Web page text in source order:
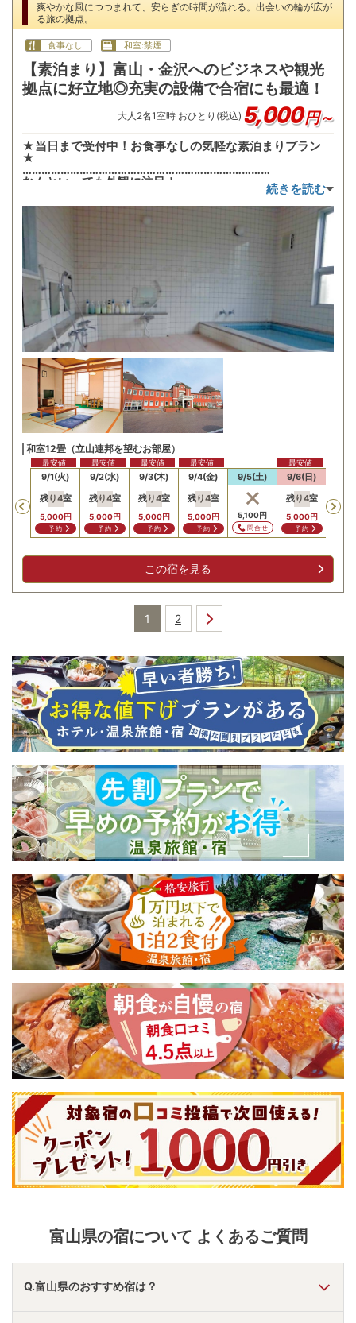
爽やかな風につつまれて、安らぎの時間が流れる。出会いの輪が広が
る旅の拠点。
食事なし 和室:禁煙
【素泊まり】富山・金沢へのビジネスや観光
拠点に好立地◎充実の設備で合宿にも最適！
大人 2名1室時 おひとり(税込) 5,000円～
★当日まで受付中！お食事なしの気軽な素泊まりプラン
★
……………………………………………………………………
なんといっても外観に注目！
ルネッサンス様式の東京駅をモデルとした外観が特徴☆
立地は北陸自動車道・小矢部インターから約5分！
続きを読む
和室12畳（立山連邦を望むお部屋）
Previous
円
9/1(火)
残り4室
5,000円
予約
最安値
9/2(水)
残り4室
5,000円
予約
最安値
9/3(木)
残り4室
5,000円
予約
最安値
9/4(金)
残り4室
5,000円
予約
最安値
9/5(土)
5,100円
問合せ
9/6(日)
残り4室
5,000円
予約
最安値
残り
この宿を見る
1 2
富山県の宿について よくあるご質問
Q.富山県のおすすめ宿は？